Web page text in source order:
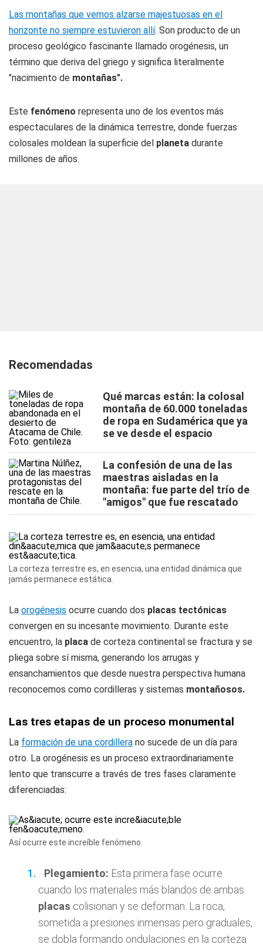
Las montañas que vemos alzarse majestuosas en el
horizonte no siempre estuvieron allí. Son producto de un
proceso geológico fascinante llamado orogénesis, un
término que deriva del griego y significa literalmente
"nacimiento de montañas".
Este fenómeno representa uno de los eventos más
espectaculares de la dinámica terrestre, donde fuerzas
colosales moldean la superficie del planeta durante
millones de años.
Recomendadas
Qué marcas están: la colosal
montaña de 60.000 toneladas
de ropa en Sudamérica que ya
se ve desde el espacio
La confesión de una de las
maestras aisladas en la
montaña: fue parte del trío de
"amigos" que fue rescatado
La corteza terrestre es, en esencia, una entidad dinámica que
jamás permanece estática.
La orogénesis ocurre cuando dos placas tectónicas
convergen en su incesante movimiento. Durante este
encuentro, la placa de corteza continental se fractura y se
pliega sobre sí misma, generando los arrugas y
ensanchamientos que desde nuestra perspectiva humana
reconocemos como cordilleras y sistemas montañosos.
Las tres etapas de un proceso monumental
La formación de una cordillera no sucede de un día para
otro. La orogénesis es un proceso extraordinariamente
lento que transcurre a través de tres fases claramente
diferenciadas:
Así ocurre este increíble fenómeno.
Plegamiento: Esta primera fase ocurre
cuando los materiales más blandos de ambas
placas colisionan y se deforman. La roca,
sometida a presiones inmensas pero graduales,
se dobla formando ondulaciones en la corteza